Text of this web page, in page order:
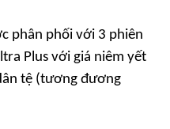
phân phối với 3 phiên
Plus với giá niêm yết
tệ (tương đương